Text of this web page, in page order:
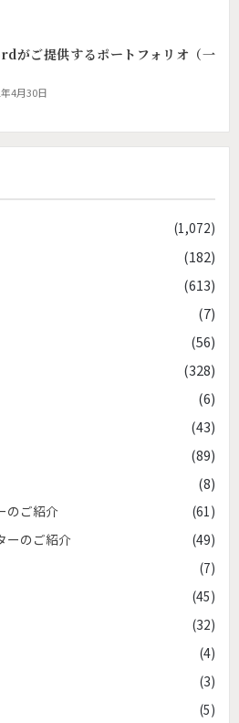
がご提供するポートフォリオ（一
4月30日
(1,072)
(182)
(613)
(7)
(56)
(328)
(6)
(43)
(89)
(8)
のご紹介
(61)
ーのご紹介
(49)
(7)
(45)
(32)
(4)
(3)
(5)